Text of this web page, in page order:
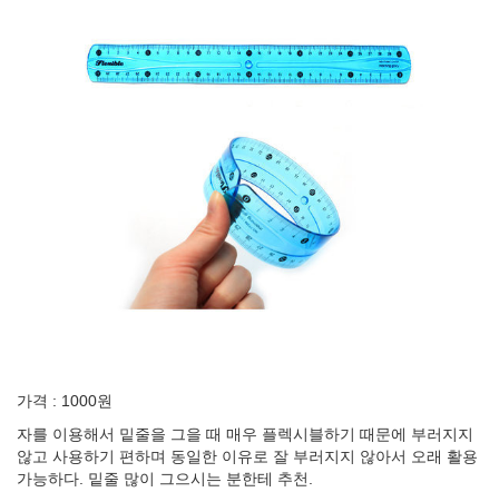
가격 : 1000원
자를 이용해서 밑줄을 그을 때 매우 플렉시블하기 때문에 부러지지
않고 사용하기 편하며 동일한 이유로 잘 부러지지 않아서 오래 활용
가능하다. 밑줄 많이 그으시는 분한테 추천.